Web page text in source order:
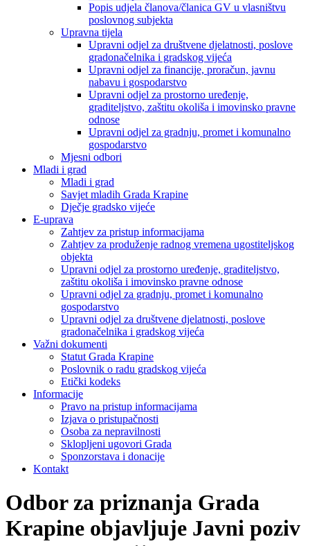
Popis udjela članova/članica GV u vlasništvu
poslovnog subjekta
Upravna tijela
Upravni odjel za društvene djelatnosti, poslove
gradonačelnika i gradskog vijeća
Upravni odjel za financije, proračun, javnu
nabavu i gospodarstvo
Upravni odjel za prostorno uređenje,
graditeljstvo, zaštitu okoliša i imovinsko pravne
odnose
Upravni odjel za gradnju, promet i komunalno
gospodarstvo
Mjesni odbori
Mladi i grad
Mladi i grad
Savjet mladih Grada Krapine
Dječje gradsko vijeće
E-uprava
Zahtjev za pristup informacijama
Zahtjev za produženje radnog vremena ugostiteljskog
objekta
Upravni odjel za prostorno uređenje, graditeljstvo,
zaštitu okoliša i imovinsko pravne odnose
Upravni odjel za gradnju, promet i komunalno
gospodarstvo
Upravni odjel za društvene djelatnosti, poslove
gradonačelnika i gradskog vijeća
Važni dokumenti
Statut Grada Krapine
Poslovnik o radu gradskog vijeća
Etički kodeks
Informacije
Pravo na pristup informacijama
Izjava o pristupačnosti
Osoba za nepravilnosti
Sklopljeni ugovori Grada
Sponzorstava i donacije
Kontakt
Odbor za priznanja Grada
Krapine objavljuje Javni poziv